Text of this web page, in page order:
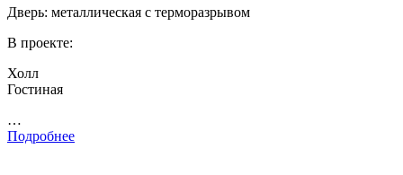
Дверь: металлическая с терморазрывом
В проекте:
Холл
Гостиная
…
Подробнее